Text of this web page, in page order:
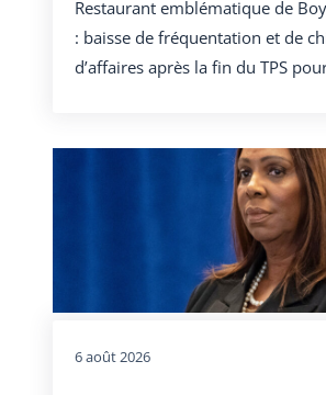
Restaurant emblématique de
: baisse de fréquentation et de
d’affaires après la fin du TPS
6 août 2026